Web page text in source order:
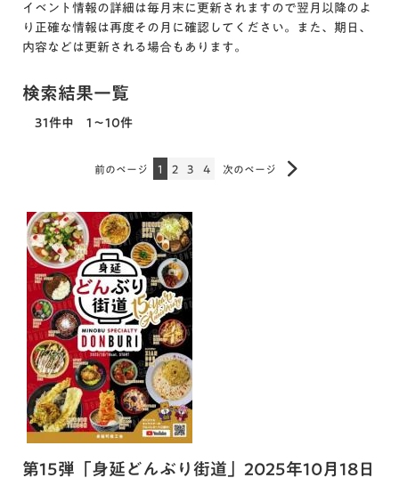
イベント情報の詳細は毎月末に更新されますので翌月以降のよ
り正確な情報は再度その月に確認してください。また、期日、
内容などは更新される場合もあります。
検索結果一覧
31件中 1～10件
前のページ 1 2 3 4 次のページ
第15弾「身延どんぶり街道」2025年10月18日